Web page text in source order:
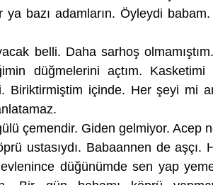
ya bazı adamların. Öyleydi babam.
belli. Daha sarhoş
düğmelerini açtım. Kasketimi
Biriktirmiştim içinde. Her şeyi mi
çemendir. Giden gelmiyor. Acep
ustasıydı. Babaannen de aşçı.
düğünümde sen yap